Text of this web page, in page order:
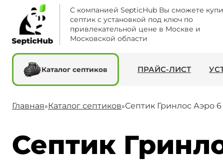
С компанией SepticHub Вы сможете
септик с установкой под ключ по
привлекательной цене в Москве и
Московской области
Каталог септиков ПРАЙС-ЛИСТ
Главная»Каталог септиков»Септик Гринлос Аэро 6
Септик